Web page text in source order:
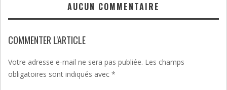
AUCUN COMMENTAIRE
COMMENTER L'ARTICLE
Votre adresse e-mail ne sera pas publiée. Les champs
obligatoires sont indiqués avec *